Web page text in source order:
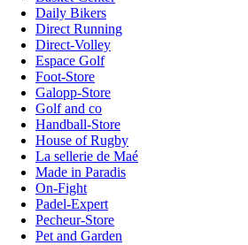
Daily Bikers
Direct Running
Direct-Volley
Espace Golf
Foot-Store
Galopp-Store
Golf and co
Handball-Store
House of Rugby
La sellerie de Maé
Made in Paradis
On-Fight
Padel-Expert
Pecheur-Store
Pet and Garden